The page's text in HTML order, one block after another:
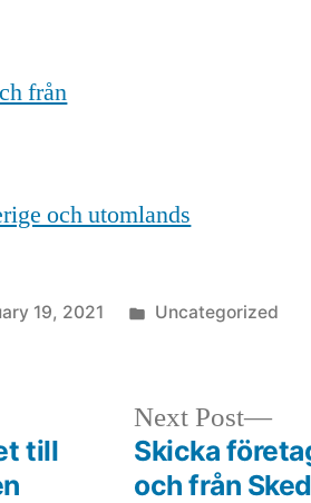
från
och utomlands
19, 2021
Posted
Uncategorized
till
Next Post
Next
Skicka
och från